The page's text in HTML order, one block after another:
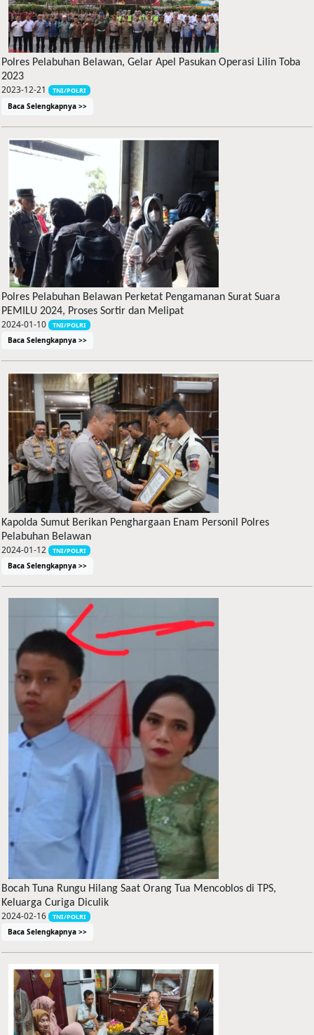
Polres Pelabuhan Belawan, Gelar Apel Pasukan Operasi Lilin Toba
2023
2023-12-21 TNI/POLRI
Baca Selengkapnya >>
Polres Pelabuhan Belawan Perketat Pengamanan Surat Suara
PEMILU 2024, Proses Sortir dan Melipat
2024-01-10 TNI/POLRI
Baca Selengkapnya >>
Kapolda Sumut Berikan Penghargaan Enam Personil Polres
Pelabuhan Belawan
2024-01-12 TNI/POLRI
Baca Selengkapnya >>
Bocah Tuna Rungu Hilang Saat Orang Tua Mencoblos di TPS,
Keluarga Curiga Diculik
2024-02-16 TNI/POLRI
Baca Selengkapnya >>